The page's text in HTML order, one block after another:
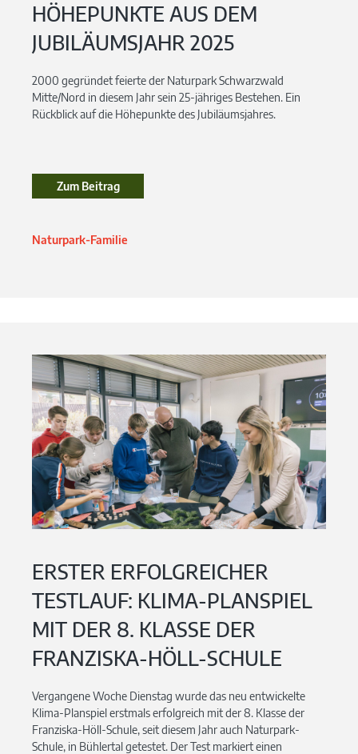
HÖHEPUNKTE AUS DEM
JUBILÄUMSJAHR 2025
2000 gegründet feierte der Naturpark Schwarzwald
Mitte/Nord in diesem Jahr sein 25-jähriges Bestehen. Ein
Rückblick auf die Höhepunkte des Jubiläumsjahres.
Zum BeitragZum Beitrag
Naturpark-Familie
ERSTER ERFOLGREICHER
TESTLAUF: KLIMA-PLANSPIEL
MIT DER 8. KLASSE DER
FRANZISKA-HÖLL-SCHULE
Vergangene Woche Dienstag wurde das neu entwickelte
Klima-Planspiel erstmals erfolgreich mit der 8. Klasse der
Franziska-Höll-Schule, seit diesem Jahr auch Naturpark-
Schule, in Bühlertal getestet. Der Test markiert einen